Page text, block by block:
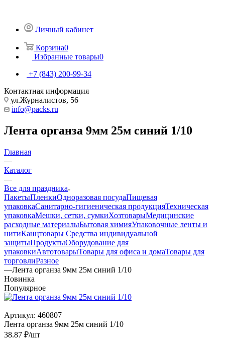
Личный кабинет
Корзина0
Избранные товары0
+7 (843) 200-99-34
Контактная информация
ул.Журналистов, 56
info@packs.ru
Лента органза 9мм 25м синий 1/10
Главная
—
Каталог
—
Все для праздника
ПакетыПленкиОдноразовая посудаПищевая
упаковкаСанитарно-гигиеническая продукцияТехническая
упаковкаМешки, сетки, сумкиХозтоварыМедицинские
расходные материалыБытовая химияУпаковочные ленты и
нитиКанцтовары Средства индивидуальной
защитыПродуктыОборудование для
упаковкиАвтотоварыТовары для офиса и домаТовары для
торговлиРазное
—Лента органза 9мм 25м синий 1/10
Новинка
Популярное
Артикул: 460807
Лента органза 9мм 25м синий 1/10
38.87 ₽/шт